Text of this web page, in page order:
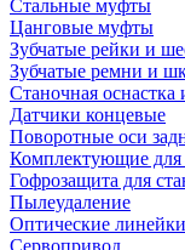
Стальные муфты
Цанговые муфты
Зубчатые рейки и
Зубчатые ремни и
Станочная оснастка
Датчики концевые
Поворотные оси
Комплектующие
Гофрозащита для
Пылеудаление
Оптические линейки
Сервопривод